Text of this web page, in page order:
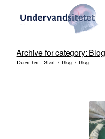
Archive for category: Blog
Du er her: Start / Blog / Blog